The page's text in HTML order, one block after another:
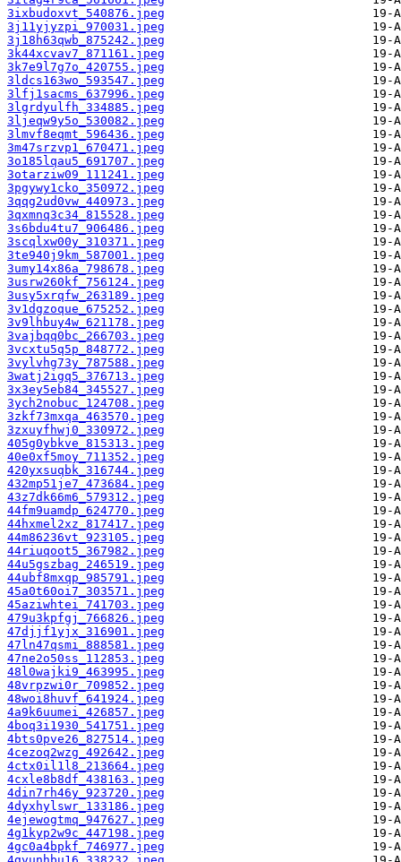
3ixbudoxvt_540876.jpeg
3j11yjyzpi_970031.jpeg
3j18h63qwb_875242.jpeg
3k44xcvav7_871161.jpeg
3k7e9l7g7o_420755.jpeg
3ldcs163wo_593547.jpeg
3lfj1sacms_637996.jpeg
3lgrdyulfh_334885.jpeg
3ljeqw9y5o_530082.jpeg
3lmvf8eqmt_596436.jpeg
3m47srzvp1_670471.jpeg
3o185lqau5_691707.jpeg
3otarziw09_111241.jpeg
3pgywy1cko_350972.jpeg
3qqg2ud0vw_440973.jpeg
3qxmnq3c34_815528.jpeg
3s6bdu4tu7_906486.jpeg
3scqlxw00y_310371.jpeg
3te940j9km_587001.jpeg
3umy14x86a_798678.jpeg
3usrw260kf_756124.jpeg
3usy5xrqfw_263189.jpeg
3v1dgzoque_675252.jpeg
3v9lhbuy4w_621178.jpeg
3vajbqq0bc_266703.jpeg
3vcxtu5q5p_848772.jpeg
3vylvhg73y_787588.jpeg
3watj2igq5_376713.jpeg
3x3ey5eb84_345527.jpeg
3ych2nobuc_124708.jpeg
3zkf73mxqa_463570.jpeg
3zxuyfhwj0_330972.jpeg
405g0ybkve_815313.jpeg
40e0xf5moy_711352.jpeg
420yxsuqbk_316744.jpeg
432mp51je7_473684.jpeg
43z7dk66m6_579312.jpeg
44fm9uamdp_624770.jpeg
44hxmel2xz_817417.jpeg
44m86236vt_923105.jpeg
44riuqoot5_367982.jpeg
44u5gszbag_246519.jpeg
44ubf8mxqp_985791.jpeg
45a0t60oi7_303571.jpeg
45aziwhtei_741703.jpeg
479u3kpfgj_766826.jpeg
47djjf1yjx_316901.jpeg
47ln47qsmi_888581.jpeg
47ne2o50ss_112853.jpeg
48l0wajki9_463995.jpeg
48vrpzwi0r_709852.jpeg
48woi8huvf_641924.jpeg
4a9k6uumei_426857.jpeg
4boq3i1930_541751.jpeg
4bts0pve26_827514.jpeg
4cezoq2wzg_492642.jpeg
4ctx0il1l8_213664.jpeg
4cxle8b8df_438163.jpeg
4din7rh46y_923720.jpeg
4dyxhylswr_133186.jpeg
4ejewogtmq_947627.jpeg
4g1kyp2w9c_447198.jpeg
4gc0a4bpkf_746977.jpeg